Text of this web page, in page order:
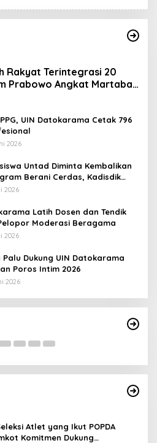
Rakyat Terintegrasi 20
Prabowo Angkat Martabat
UIN Datokarama Cetak 796
2026
Untad Diminta Kembalikan
Berani Cerdas, Kadisdik
Boleh Terima Beasiswa
2026
Latih Dosen dan Tendik
Moderasi Beragama
2026
Palu Dukung UIN Datokarama
Poros Intim 2026
2026
Akbar Perkuat
Atlet yang Ikut POPDA
Komitmen Dukung